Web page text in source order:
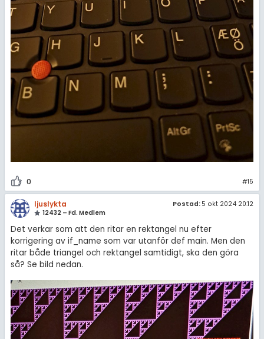
0 #15
ljuslykta
12432 – Fd. Medlem
Postad: 5 okt 2024 20:12
Det verkar som att den ritar en rektangel nu efter
korrigering av if_name som var utanför def main. Men den
ritar både triangel och rektangel samtidigt, ska den göra
så? Se bild nedan.